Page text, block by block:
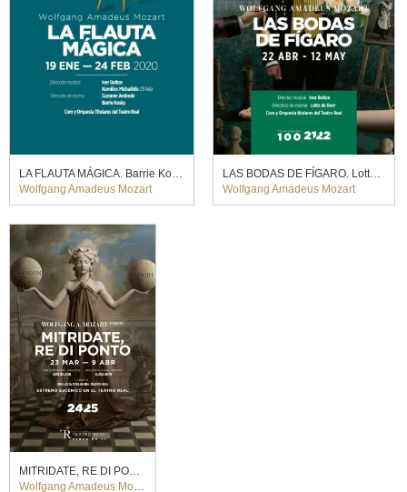
LA FLAUTA MÁGICA. Barrie Kosky (2020)
Wolfgang Amadeus Mozart
LAS BODAS DE FÍGARO. Lotte de Beer (2022)
Wolfgang Amadeus Mozart
MITRIDATE, RE DI PONTO, Claus Guth (2025)
Wolfgang Amadeus Mozart